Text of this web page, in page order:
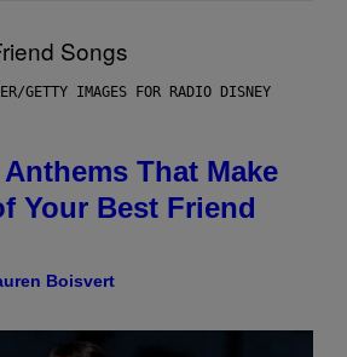
GETTY IMAGES FOR RADIO DISNEY
That Make
Your Best Friend
Boisvert